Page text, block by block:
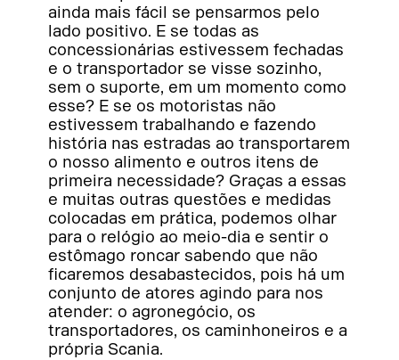
ainda mais fácil se pensarmos pelo
lado positivo. E se todas as
concessionárias estivessem fechadas
e o transportador se visse sozinho,
sem o suporte, em um momento como
esse? E se os motoristas não
estivessem trabalhando e fazendo
história nas estradas ao transportarem
o nosso alimento e outros itens de
primeira necessidade? Graças a essas
e muitas outras questões e medidas
colocadas em prática, podemos olhar
para o relógio ao meio-dia e sentir o
estômago roncar sabendo que não
ficaremos desabastecidos, pois há um
conjunto de atores agindo para nos
atender: o agronegócio, os
transportadores, os caminhoneiros e a
própria Scania.